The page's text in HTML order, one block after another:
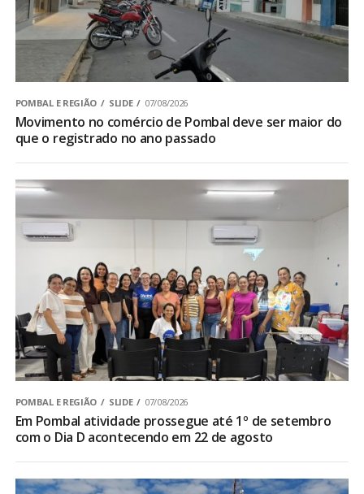
POMBAL E REGIÃO SLIDE 07/08/2026
Movimento no comércio de Pombal deve ser maior do
que o registrado no ano passado
POMBAL E REGIÃO SLIDE 07/08/2026
Em Pombal atividade prossegue até 1º de setembro
com o Dia D acontecendo em 22 de agosto